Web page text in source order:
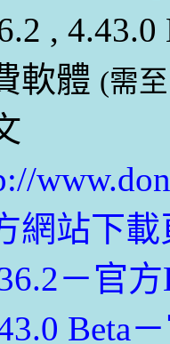
, 4.43.0
軟體 (需
網站下載
－官
Beta